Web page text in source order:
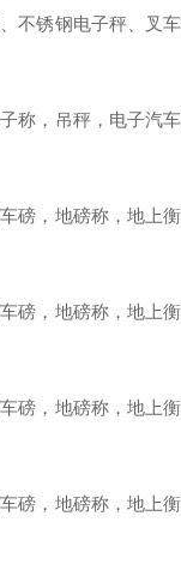
不锈钢电子秤、叉
称，吊秤，电子汽
磅，地磅称，地上
磅，地磅称，地上
磅，地磅称，地上
磅，地磅称，地上